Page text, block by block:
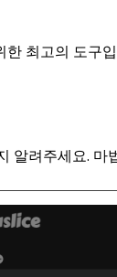
최고의 도구
려주세요.